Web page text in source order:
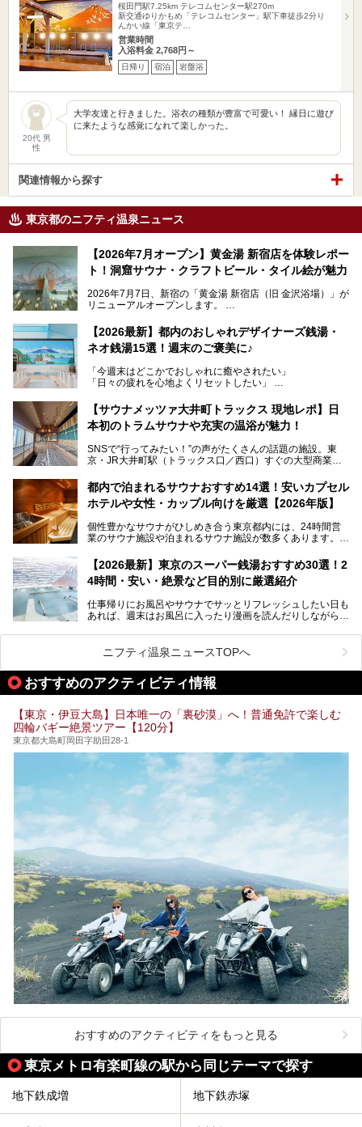
桜田門駅7.25km テレコムセンター駅270m
新交通ゆりかもめ「テレコムセンター」駅下車徒歩2分り
んかい線「東京テ…
営業時間
入浴料金 2,768円～
日帰り 宿泊 岩盤浴
20代 男
性
大学友達と行きました。浴衣の種類が豊富で可愛い！ 縁日に遊び
に来たような感覚になれて楽しかった。
関連情報から探す
東京都のニフティ温泉ニュース
【2026年7月オープン】黄金湯 新宿店を体験レポー
ト！洞窟サウナ・クラフトビール・タイル絵が魅力
2026年7月7日、新宿の「黄金湯 新宿店（旧 金沢浴場）」が
リニューアルオープンします。
レトロでノスタルジックなタイル絵はそのまま、昔からここ
を知る地元の人にも、新しく足を運んでくれる人にも愛され
る、今の時代の"銭湯"として生まれ変わりました。洞窟のよ
ビアバーなど、新しく登場したスポットも併せて紹介しま
す。充実した設備があるのに、基本の入浴料が銭湯価格の5
【2026最新】都内のおしゃれデザイナーズ銭湯・
ネオ銭湯15選！週末のご褒美に♪
「今週末はどこかでおしゃれに癒やされたい」
「日々の疲れを心地よくリセットしたい」
となっている新しいスタイルの銭湯です。
最近、SNSやメディアで「デザイナーズ銭湯」や「ネオ銭
本記事では、そもそもこれらがどんな銭湯なのか、その気に
いおしゃれな名店15選を、おすすめの順番で一挙にご紹介
します。
【サウナメッツァ大井町トラックス 現地レポ】日
本初のトラムサウナや充実の温浴が魅力！
SNSで“行ってみたい！”の声がたくさんの話題の施設。東
京・JR大井町駅（トラックス口／西口）すぐの大型商業施
ツァ大井町トラックス」がニューオープン。施設の様子をレ
ポ―トします。
都内で泊まれるサウナおすすめ14選！安いカプセル
ホテルや女性・カップル向けを厳選【2026年版】
個性豊かなサウナがひしめき合う東京都内には、24時間営
業のサウナ施設や泊まれるサウナ施設が数多くあります。
を旅の目的とする「サ旅」や自分へのご褒美のための宿泊な
ど、自分の好きなタイミングで好きなだけサ活ができるのが
魅力です。
最近では、男性専用施設だけでなく、カップルや女性に嬉し
い個室サウナも増えてきました。
ら、特におすすめしたい施設14選をご紹介します。
してみてください。
【2026最新】東京のスーパー銭湯おすすめ30選！2
4時間・安い・絶景など目的別に厳選紹介
仕事帰りにお風呂やサウナでサッとリフレッシュしたい日も
あれば、週末はお風呂に入ったり漫画を読んだりしながら一
また、終電を逃してしまい、「このまま朝までゆっくりでき
る場所があれば」と探した経験がある人も多いのではないで
しょうか。
そこで本記事では、東京でおすすめのスーパー銭湯を、目的
24時間営業で宿泊できる施設や、1,000円以下で楽しめる安
い施設、デートや休日レジャーにもぴったりなエンタメ要素
が充実した施設など、利用のシーンに合わせて参考にしてく
ださい。
ニフティ温泉ニュースTOPへ
おすすめのアクティビティ情報
【東京・伊豆大島】日本唯一の「裏砂漠」へ！普通免許で楽しむ
四輪バギー絶景ツアー【120分】
東京都大島町岡田字助田28-1
おすすめのアクティビティをもっと見る
東京メトロ有楽町線の駅から同じテーマで探す
地下鉄成増 地下鉄赤塚